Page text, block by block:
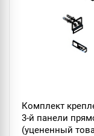
Комплект
3-й панели
(уцененный